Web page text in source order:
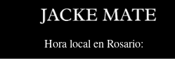
Hora local en Rosario: